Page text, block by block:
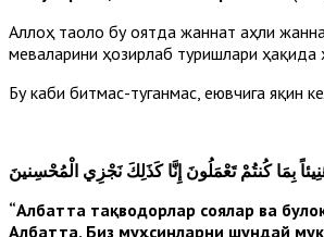
Аллоҳ таоло бу оятда жаннат аҳли
меваларини ҳозирлаб туришлари ҳақида
Бу каби битмас-туганмас, еювчига яқин
بِمَا كُنتُمْ تَعْمَلُونَ إِنَّا كَذَلِكَ نَجْزِي الْمُحْسِنينَ
“Албатта тақводорлар соялар ва
Албатта, Биз муҳсинларни шундай